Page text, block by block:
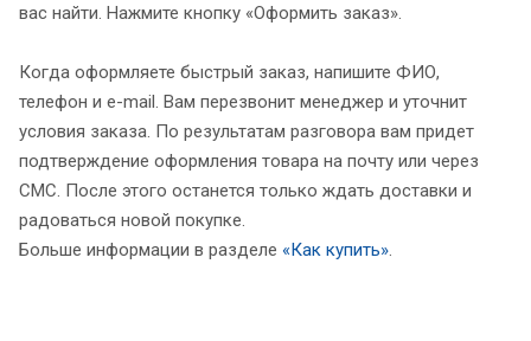
вас найти. Нажмите кнопку «Оформить заказ».
Когда оформляете быстрый заказ, напишите ФИО,
телефон и e-mail. Вам перезвонит менеджер и уточнит
условия заказа. По результатам разговора вам придет
подтверждение оформления товара на почту или через
СМС. После этого останется только ждать доставки и
радоваться новой покупке.
Больше информации в разделе «Как купить».